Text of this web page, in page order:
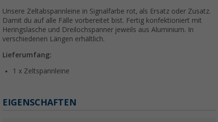
Unsere Zeltabspannleine in Signalfarbe rot, als Ersatz oder Zusatz.
Damit du auf alle Fälle vorbereitet bist. Fertig konfektioniert mit
Heringslasche und Dreilochspanner jeweils aus Aluminium. In
verschiedenen Längen erhältlich.
Lieferumfang:
1 x Zeltspannleine
EIGENSCHAFTEN